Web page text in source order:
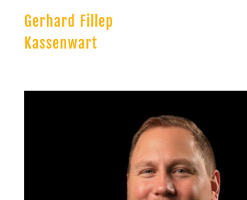
Gerhard Fillep
Kassenwart